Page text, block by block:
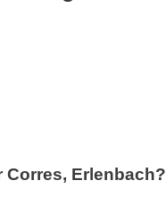
Erlenbach?